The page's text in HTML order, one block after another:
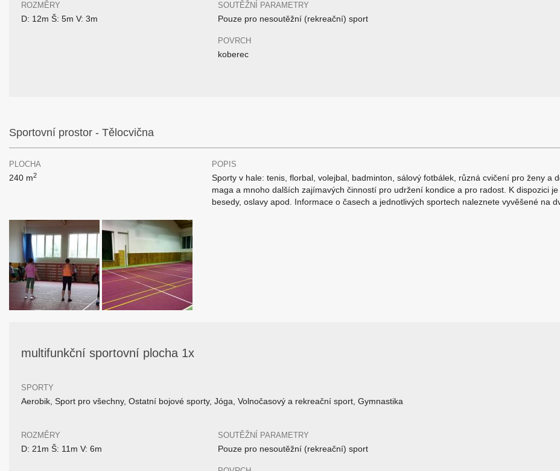
ROZMĚRY
D: 12m Š: 5m V: 3m
SOUTĚŽNÍ PARAMETRY
Pouze pro nesoutěžní (rekreační) sport
POVRCH
koberec
Sportovní prostor - Tělocvična
PLOCHA
240 m2
POPIS
Sporty v hale: tenis, florbal, volejbal, badminton, sálový fotbálek, různá cvičení pro ženy
maga a mnoho dalších zajímavých činností pro udržení kondice a pro radost. K dispozici
besedy, oslavy apod. Informace o časech a jednotlivých sportech naleznete vyvěšené na
multifunkční sportovní plocha 1x
SPORTY
Aerobik, Sport pro všechny, Ostatní bojové sporty, Jóga, Volnočasový a rekreační sport, Gymnastika
ROZMĚRY
D: 21m Š: 11m V: 6m
SOUTĚŽNÍ PARAMETRY
Pouze pro nesoutěžní (rekreační) sport